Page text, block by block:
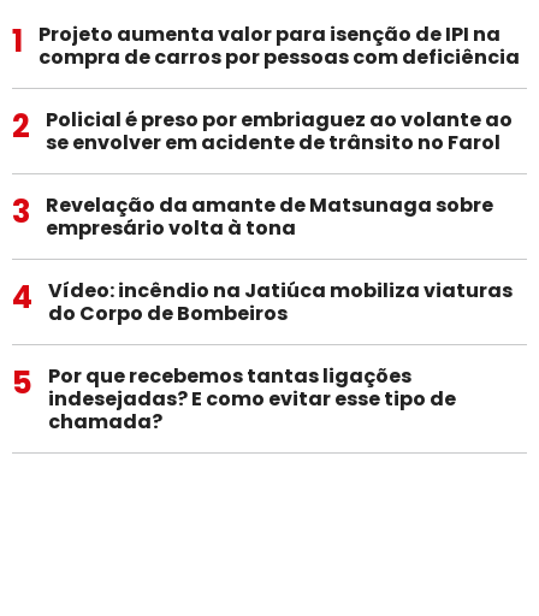
1
Projeto aumenta valor para isenção de IPI na
compra de carros por pessoas com deficiência
2
Policial é preso por embriaguez ao volante ao
se envolver em acidente de trânsito no Farol
3
Revelação da amante de Matsunaga sobre
empresário volta à tona
4
Vídeo: incêndio na Jatiúca mobiliza viaturas
do Corpo de Bombeiros
5
Por que recebemos tantas ligações
indesejadas? E como evitar esse tipo de
chamada?